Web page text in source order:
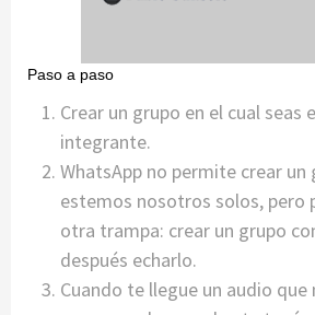
Paso a paso
Crear un grupo en el cual seas
integrante.
WhatsApp no permite crear un
estemos nosotros solos, pero
otra trampa: crear un grupo
después echarlo.
Cuando te llegue un audio que